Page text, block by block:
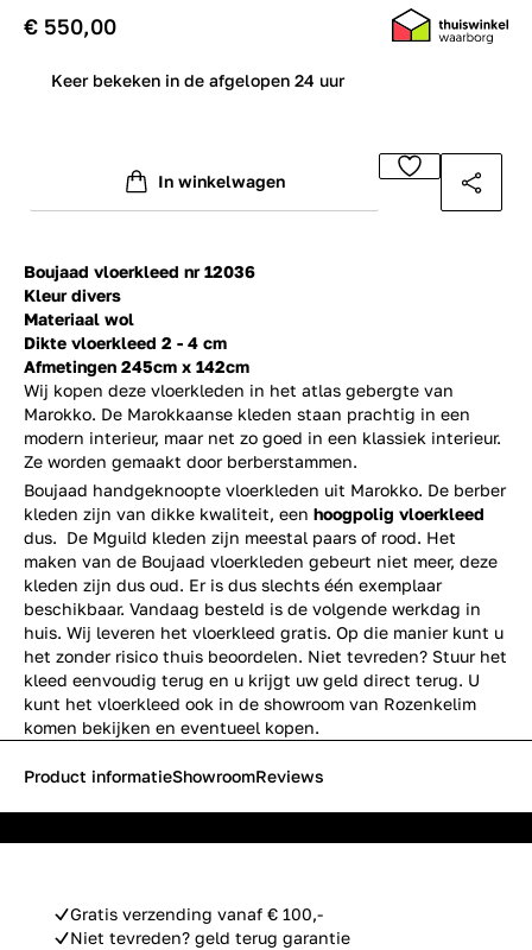
Boujaad vloerkleed nr 12036
Kleur divers
Materiaal wol
Dikte vloerkleed 2 - 4 cm
Afmetingen 245cm x 142cm
Wij kopen deze vloerkleden in het atlas gebergte van
Marokko. De Marokkaanse kleden staan prachtig in een
modern interieur, maar net zo goed in een klassiek interieur.
Ze worden gemaakt door berberstammen.
€ 550,00
Keer bekeken in de afgelopen 24 uur
In winkelwagen
Boujaad handgeknoopte vloerkleden uit Marokko. De berber
kleden zijn van dikke kwaliteit, een hoogpolig vloerkleed
dus. De Mguild kleden zijn meestal paars of rood. Het
maken van de Boujaad vloerkleden gebeurt niet meer, deze
kleden zijn dus oud. Er is dus slechts één exemplaar
beschikbaar. Vandaag besteld is de volgende werkdag in
huis. Wij leveren het vloerkleed gratis. Op die manier kunt u
het zonder risico thuis beoordelen. Niet tevreden? Stuur het
kleed eenvoudig terug en u krijgt uw geld direct terug. U
kunt het vloerkleed ook in de showroom van Rozenkelim
komen bekijken en eventueel kopen.
Gratis verzending vanaf € 100,-
Niet tevreden? geld terug garantie
Product informatieShowroomReviews